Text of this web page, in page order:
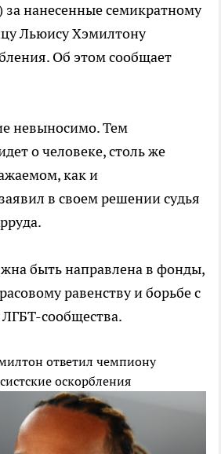
за нанесенные семикратному
Льюису Хэмилтону
Об этом сообщает
невыносимо. Тем
о человеке, столь же
как и
в своем решении судья
быть направлена в фонды,
равенству и борьбе с
сообщества.
ответил чемпиону
оскорбления